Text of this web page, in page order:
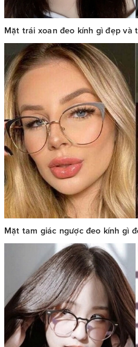
Mặt trái xoan đeo kính gì đẹp và
Mặt tam giác ngược đeo kính gì